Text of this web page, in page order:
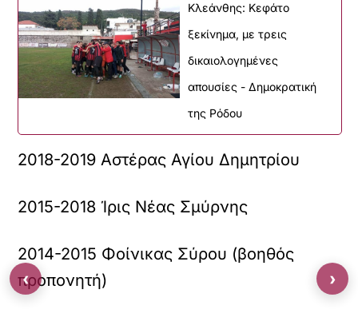
Κλεάνθης: Κεφάτο
ξεκίνημα, με τρεις
δικαιολογημένες
απουσίες - Δημοκρατική
της Ρόδου
2018-2019 Αστέρας Αγίου Δημητρίου
2015-2018 Ίρις Νέας Σμύρνης
2014-2015 Φοίνικας Σύρου (βοηθός
προπονητή)
‹ ›